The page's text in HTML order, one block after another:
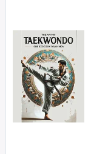
Comenzar a vender
Ayuda